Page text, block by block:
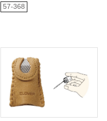
57-368